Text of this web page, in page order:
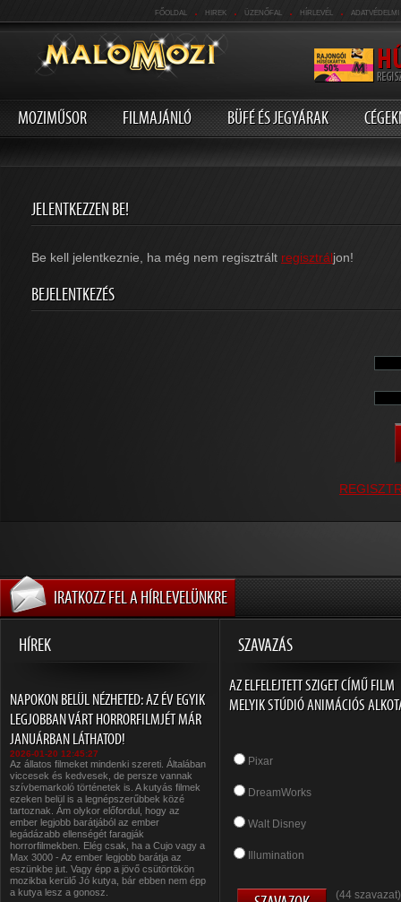
FŐOLDAL . HIREK . ÜZENŐFAL . HÍRLEVÉL . ADATVÉDELMI
MOZIMŰSOR FILMAJÁNLÓ BÜFÉ ÉS JEGYÁRAK
JELENTKEZZEN BE!
Be kell jelentkeznie, ha még nem regisztrált regisztráljon!
BEJELENTKEZÉS
IRATKOZZ FEL A HÍRLEVELÜNKRE
HÍREK SZAVAZÁS
NAPOKON BELÜL NÉZHETED: AZ ÉV EGYIK
LEGJOBBAN VÁRT HORRORFILMJÉT MÁR
JANUÁRBAN LÁTHATOD!
2026-01-20 12:45:27
Az állatos filmeket mindenki szereti. Általában
viccesek és kedvesek, de persze vannak
szívbemarkoló történetek is. A kutyás filmek
ezeken belül is a legnépszerűbbek közé
tartoznak. Ám olykor előfordul, hogy az
ember legjobb barátjából az ember
legádázabb ellenségét faragják
horrorfilmekben. Elég csak, ha a Cujo vagy a
Max 3000 - Az ember legjobb barátja az
eszünkbe jut. Vagy épp a jövő csütörtökön
mozikba kerülő Jó kutya, bár ebben nem épp
a kutya lesz a gonosz.
AZ ELFELEJTETT SZIGET CÍMŰ FILM
MELYIK STÚDIÓ ANIMÁCIÓS
Pixar
DreamWorks
Walt Disney
Illumination
(44 szavazat)